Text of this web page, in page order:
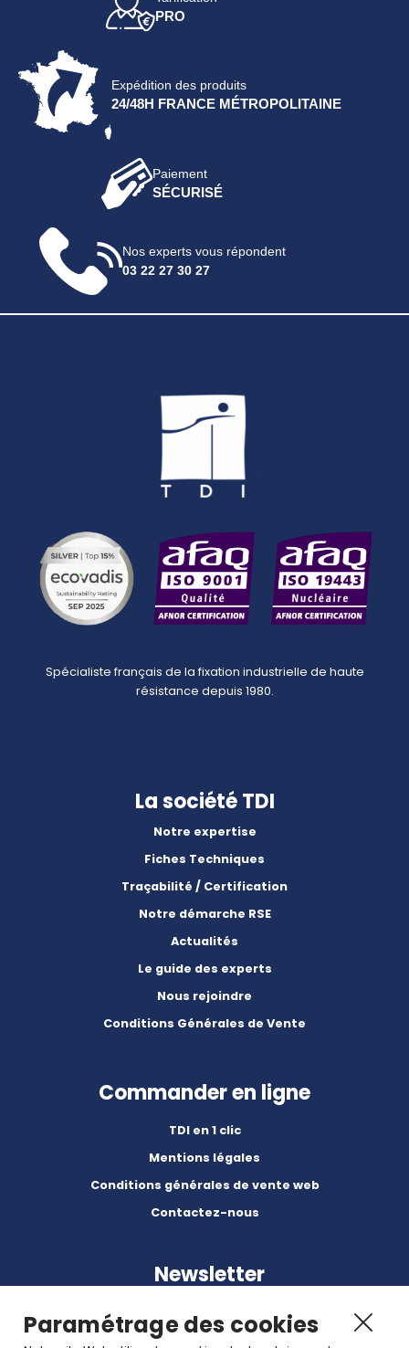
PRO
Expédition des produits
24/48H FRANCE MÉTROPOLITAINE
Paiement
SÉCURISÉ
Nos experts vous répondent
03 22 27 30 27
Spécialiste français de la fixation industrielle de haute
résistance depuis 1980.
La société TDI
Notre expertise
Fiches Techniques
Traçabilité / Certification
Notre démarche RSE
Actualités
Le guide des experts
Nous rejoindre
Conditions Générales de Vente
Commander en ligne
TDI en 1 clic
Mentions légales
Conditions générales de vente web
Contactez-nous
Newsletter
Paramétrage des cookies